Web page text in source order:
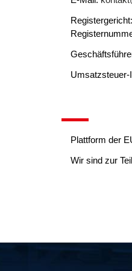
Umsatzsteuer-
Plattform der
Wir sind zur